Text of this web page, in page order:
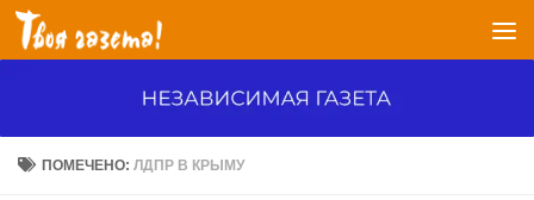
Перейти к содержимому
ПОМЕЧЕНО:ЛДПР В КРЫМУ